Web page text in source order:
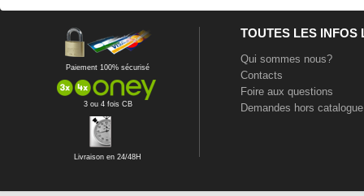
Paiement 100% sécurisé
3 ou 4 fois CB
Livraison en 24/48H
TOUTES LES INFOS
Qui sommes nous?
Contacts
Foire aux questions
Demandes hors catalogue